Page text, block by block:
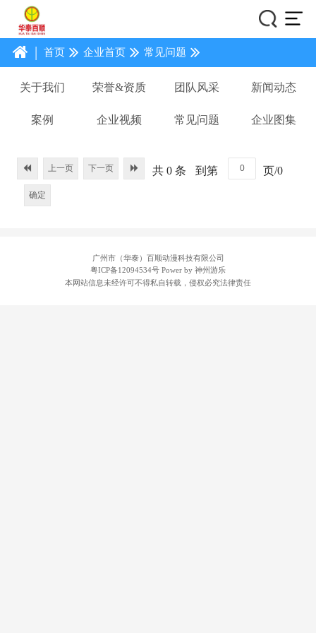
| 首页 企业首页 常见问题
关于我们 荣誉&资质 团队风采 新闻动态
案例 企业视频 常见问题 企业图集
上一页 下一页 共 0 条 到第 页/0
确定
广州市（华泰）百顺动漫科技有限公司
粤ICP备12094534号 Power by 神州游乐
本网站信息未经许可不得私自转载，侵权必究法律责任